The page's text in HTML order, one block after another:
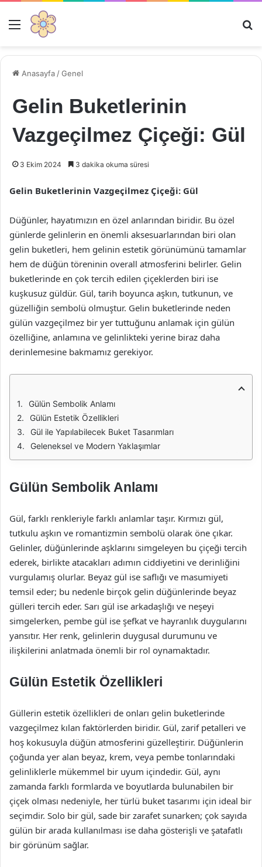
Menü
Anasayfa /Genel
Gelin Buketlerinin
Vazgeçilmez Çiçeği: Gül
3 Ekim 2024 3 dakika okuma süresi
Gelin Buketlerinin Vazgeçilmez Çiçeği: Gül
Düğünler, hayatımızın en özel anlarından biridir. Bu özel
günlerde gelinlerin en önemli aksesuarlarından biri olan
gelin buketleri, hem gelinin estetik görünümünü tamamlar
hem de düğün töreninin overall atmosferini belirler. Gelin
buketlerinde en çok tercih edilen çiçeklerden biri ise
kuşkusuz güldür. Gül, tarih boyunca aşkın, tutkunun, ve
güzelliğin sembolü olmuştur. Gelin buketlerinde neden
gülün vazgeçilmez bir yer tuttuğunu anlamak için gülün
özelliğine, anlamına ve gelinlikteki yerine biraz daha
derinlemesine bakmamız gerekiyor.
Gülün Sembolik Anlamı
Gülün Estetik Özellikleri
Gül ile Yapılabilecek Buket Tasarımları
Geleneksel ve Modern Yaklaşımlar
Gülün Sembolik Anlamı
Gül, farklı renkleriyle farklı anlamlar taşır. Kırmızı gül,
tutkulu aşkın ve romantizmin sembolü olarak öne çıkar.
Gelinler, düğünlerinde aşklarını simgeleyen bu çiçeği tercih
ederek, birlikte atacakları adımın ciddiyetini ve derinliğini
vurgulamış olurlar. Beyaz gül ise saflığı ve masumiyeti
temsil eder; bu nedenle birçok gelin düğünlerinde beyaz
gülleri tercih eder. Sarı gül ise arkadaşlığı ve neşeyi
simgelerken, pembe gül ise şefkat ve hayranlık duygularını
yansıtır. Her renk, gelinlerin duygusal durumunu ve
ilişkilerini anlatmada önemli bir rol oynamaktadır.
Gülün Estetik Özellikleri
Güllerin estetik özellikleri de onları gelin buketlerinde
vazgeçilmez kılan faktörlerden biridir. Gül, zarif petalleri ve
hoş kokusuyla düğün atmosferini güzelleştirir. Düğünlerin
çoğunda yer alan beyaz, krem, veya pembe tonlarındaki
gelinliklerle mükemmel bir uyum içindedir. Gül, aynı
zamanda farklı formlarda ve boyutlarda bulunabilen bir
çiçek olması nedeniyle, her türlü buket tasarımı için ideal bir
seçimdir. Solo bir gül, sade bir zarafet sunarken; çok sayıda
gülün bir arada kullanılması ise daha gösterişli ve şatafatlı
bir görünüm sağlar.